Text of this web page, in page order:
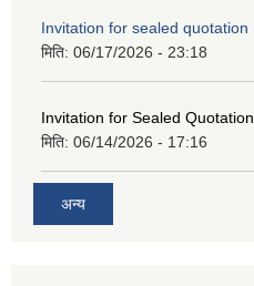
Invitation for sealed quotation
मिति: 06/17/2026 - 23:18
Invitation for Sealed Quotation
मिति: 06/14/2026 - 17:16
अन्य